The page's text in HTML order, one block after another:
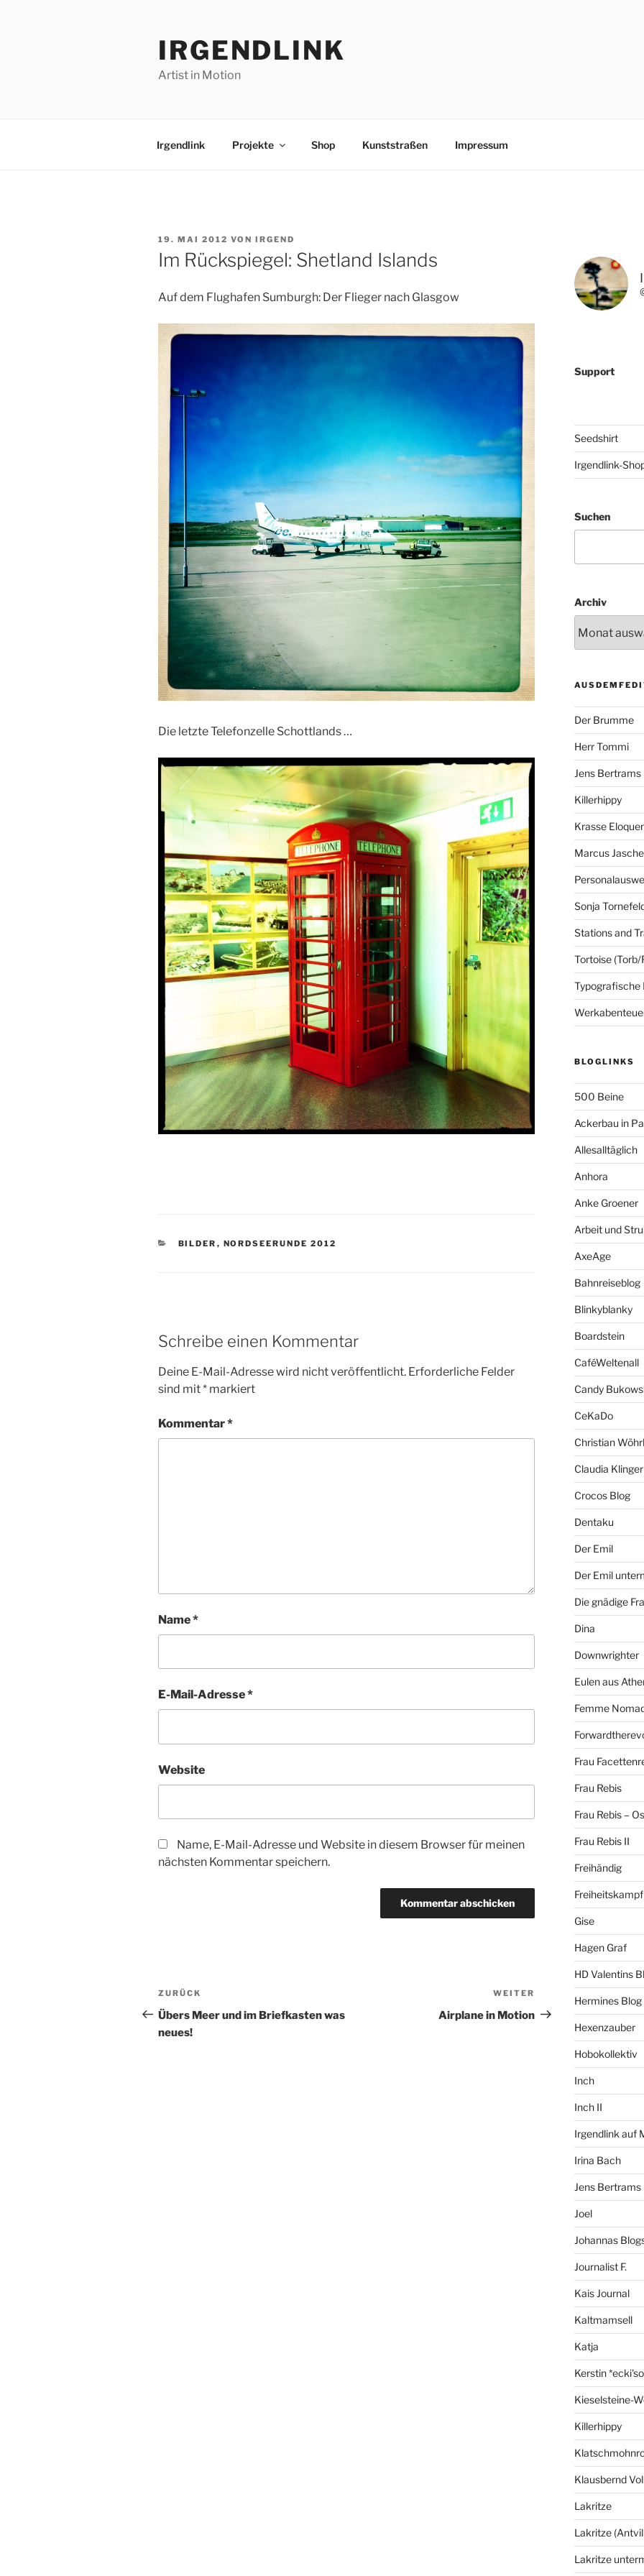
IRGENDLINK
Artist in Motion
Irgendlink Projekte Shop Kunststraßen Impressum
VERÖFFENTLICHT
AM
19. MAI 2012 VON IRGEND
Im Rückspiegel: Shetland Islands
Auf dem Flughafen Sumburgh: Der Flieger nach Glasgow
Die letzte Telefonzelle Schottlands …
KATEGORIEN
BILDER , NORDSEERUNDE 2012
Schreibe einen Kommentar
Deine E-Mail-Adresse wird nicht veröffentlicht. Erforderliche Felder
sind mit* markiert
Kommentar*
Name*
E-Mail-Adresse*
Website
Name, E-Mail-Adresse und Website in diesem Browser für meinen
nächsten Kommentar speichern.
Beitragsnavigation
Vorheriger
Beitrag
ZURÜCK
Übers Meer und im Briefkasten was
neues!
Nächster
Beitrag
WEITER
Airplane in Motion
Support
Seedshirt
Irgendlink-
Suchen
Archiv
Der Brumme
Herr Tommi
Jens Bertrams
Killerhippy
Krasse
Marcus
Sonja
Stations and
Tortoise (Torb/
Typografische
BLOGLINKS
500 Beine
Ackerbau in
Allesalltäglich
Anhora
Anke Groener
Arbeit und
AxeAge
Bahnreiseblog
Blinkyblanky
Boardstein
CaféWeltenall
Candy
CeKaDo
Christian Wöhrl
Claudia Klinger
Crocos Blog
Dentaku
Der Emil
Der Emil
Die gnädige
Dina
Downwrighter
Eulen aus
Femme
Frau
Frau Rebis
Frau Rebis –
Frau Rebis II
Freihändig
Freiheitskampf
Gise
Hagen Graf
HD Valentins
Hermines Blog
Hexenzauber
Hobokollektiv
Inch
Inch II
Irgendlink auf
Irina Bach
Jens Bertrams
Joel
Johannas
Journalist F.
Kais Journal
Kaltmamsell
Katja
Kerstin
Kieselsteine-
Killerhippy
Klausbernd
Lakritze
Lakritze
Lakritze